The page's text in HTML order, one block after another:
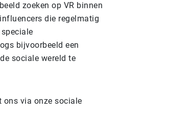
zoeken op VR binnen
die regelmatig
bijvoorbeeld een
sociale wereld te
ons via onze sociale